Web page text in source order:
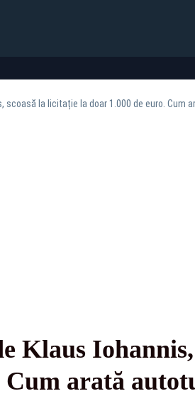
scoasă la licitație la doar 1.000 de euro. Cum
Klaus Iohannis,
Cum arată